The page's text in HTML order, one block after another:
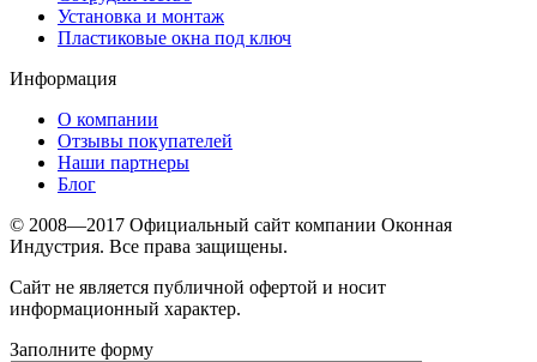
Установка и монтаж
Пластиковые окна под ключ
Информация
О компании
Отзывы покупателей
Наши партнеры
Блог
© 2008—2017 Официальный сайт компании Оконная
Индустрия. Все права защищены.
Сайт не является публичной офертой и носит
информационный характер.
Заполните форму